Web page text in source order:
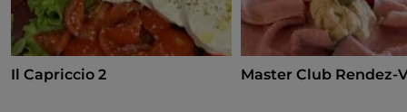
Il Capriccio 2 Master Club Rendez-